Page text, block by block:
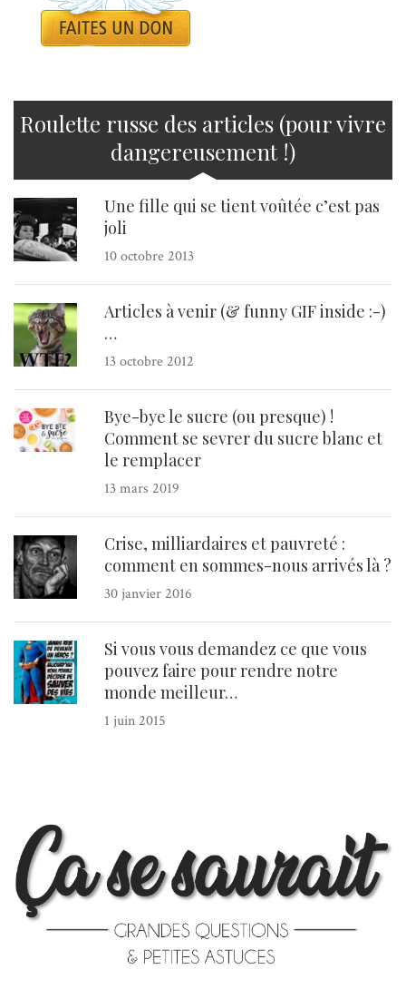
Roulette russe des articles (pour vivre
dangereusement !)
Une fille qui se tient voûtée c’est pas
joli
10 octobre 2013
Articles à venir (& funny GIF inside :-)
…
13 octobre 2012
Bye-bye le sucre (ou presque) !
Comment se sevrer du sucre blanc et
le remplacer
13 mars 2019
Crise, milliardaires et pauvreté :
comment en sommes-nous arrivés là ?
30 janvier 2016
Si vous vous demandez ce que vous
pouvez faire pour rendre notre
monde meilleur…
1 juin 2015